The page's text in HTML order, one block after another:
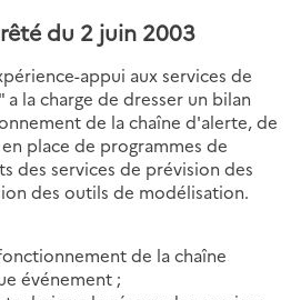
du 2 juin 2003
appui aux services de
la charge de dresser un bilan
de la chaîne d'alerte, de
place de programmes de
des services de prévision des
des outils de modélisation.
de la chaîne
événement ;